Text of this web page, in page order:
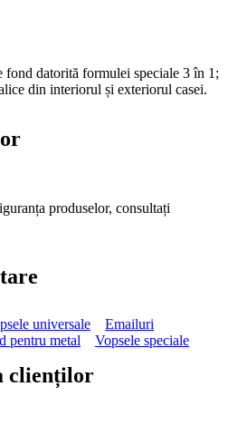
fond datorită formulei speciale 3 în 1;
din interiorul și exteriorul casei.
produselor, consultați
universale
Emailuri
pentru metal Vopsele speciale
clienților